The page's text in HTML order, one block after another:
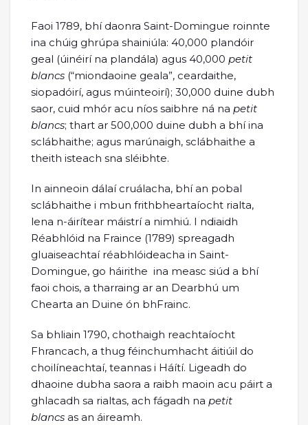
Faoi 1789, bhí daonra Saint-Domingue roinnte
ina chúig ghrúpa shainiúla: 40,000 plandóir
geal (úinéirí na plandála) agus 40,000 petit
blancs (“miondaoine geala”, ceardaithe,
siopadóirí, agus múinteoirí); 30,000 duine dubh
saor, cuid mhór acu níos saibhre ná na petit
blancs; thart ar 500,000 duine dubh a bhí ina
sclábhaithe; agus marúnaigh, sclábhaithe a
theith isteach sna sléibhte.
In ainneoin dálaí cruálacha, bhí an pobal
sclábhaithe i mbun frithbheartaíocht rialta,
lena n-áirítear máistrí a nimhiú. I ndiaidh
Réabhlóid na Fraince (1789) spreagadh
gluaiseachtaí réabhlóideacha in Saint-
Domingue, go háirithe ina measc siúd a bhí
faoi chois, a tharraing ar an Dearbhú um
Chearta an Duine ón bhFrainc.
Sa bhliain 1790, chothaigh reachtaíocht
Fhrancach, a thug féinchumhacht áitiúil do
choilíneachtaí, teannas i Háítí. Ligeadh do
dhaoine dubha saora a raibh maoin acu páirt a
ghlacadh sa rialtas, ach fágadh na petit
blancs as an áireamh.